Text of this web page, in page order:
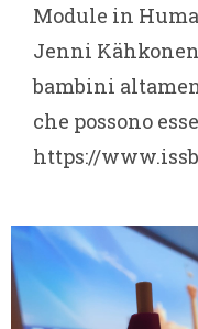
Module in
Jenni
bambini
che possono
https://